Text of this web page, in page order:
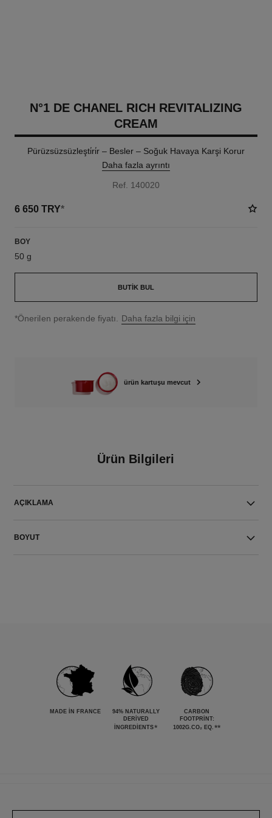
N°1 DE CHANEL RICH REVITALIZING
CREAM
Pürüzsüzsüzleşti̇ri̇r – Besler – Soğuk Havaya Karşi Korur
Daha fazla ayrıntı
Ref. 140020
6 650 TRY*
BOY
50 g
BUTIK BUL
↩
*Önerilen perakende fiyatı. Daha fazla bilgi için
ürün kartuşu mevcut
Ürün Bilgileri
AÇIKLAMA
BOYUT
MADE IN FRANCE
94% NATURALLY
DERIVED
INGREDIENTS*
CARBON
FOOTPRINT:
1002G.CO₂ EQ. **